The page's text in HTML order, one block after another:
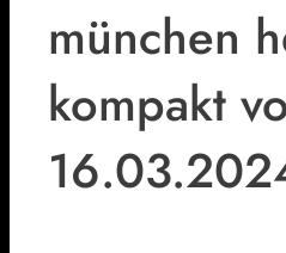
münchen
kompakt